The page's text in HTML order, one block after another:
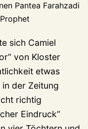
Pantea Farahzadi
sich Camiel
von Kloster
etwas
in der Zeitung
richtig
Eindruck“